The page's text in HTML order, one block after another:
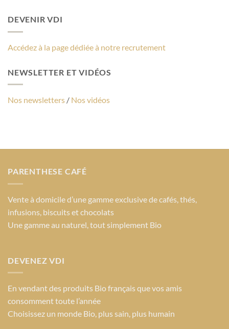
DEVENIR VDI
Accédez à la page dédiée à notre recrutement
NEWSLETTER ET VIDÉOS
Nos newsletters / Nos vidéos
PARENTHESE CAFÉ
Vente à domicile d’une gamme exclusive de cafés, thés,
infusions, biscuits et chocolats
Une gamme au naturel, tout simplement Bio
DEVENEZ VDI
En vendant des produits Bio français que vos amis
consomment toute l’année
Choisissez un monde Bio, plus sain, plus humain